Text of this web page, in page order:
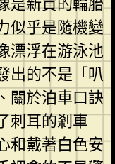
似乎是隨機變
漂浮在游泳池
出的不是「叭
關於泊車口訣
刺耳的剎車
和戴著白色安